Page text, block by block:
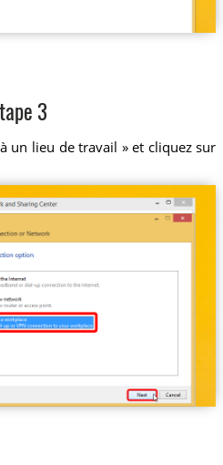
3
un lieu de travail » et cliquez sur